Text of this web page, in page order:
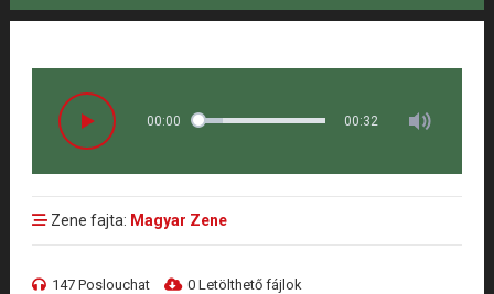
00:00 00:32
Zene fajta: Magyar Zene
147 Poslouchat 0 Letölthető fájlok